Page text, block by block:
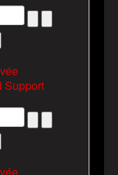
Support